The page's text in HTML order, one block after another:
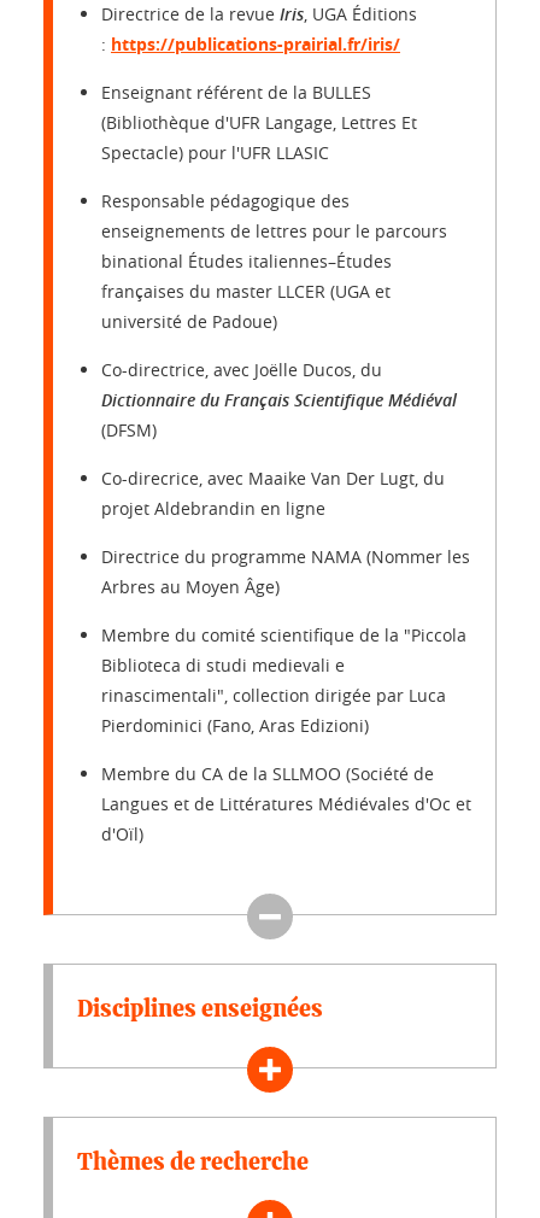
Directrice de la revue Iris , UGA Éditions
: https://publications-prairial.fr/iris/
Enseignant référent de la BULLES
(Bibliothèque d'UFR Langage, Lettres Et
Spectacle) pour l'UFR LLASIC
Responsable pédagogique des
enseignements de lettres pour le parcours
binational Études italiennes–Études
françaises du master LLCER (UGA et
université de Padoue)
Co-directrice, avec Joëlle Ducos, du
Dictionnaire du Français Scientifique Médiéval
(DFSM)
Co-direcrice, avec Maaike Van Der Lugt, du
projet Aldebrandin en ligne
Directrice du programme NAMA (Nommer les
Arbres au Moyen Âge)
Membre du comité scientifique de la "Piccola
Biblioteca di studi medievali e
rinascimentali", collection dirigée par Luca
Pierdominici (Fano, Aras Edizioni)
Membre du CA de la SLLMOO (Société de
Langues et de Littératures Médiévales d'Oc et
d'Oïl)
Disciplines enseignées
Thèmes de recherche